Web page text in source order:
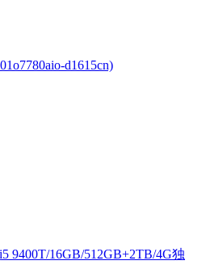
d1615cn)
9400T/16GB/512GB+2TB/4G独